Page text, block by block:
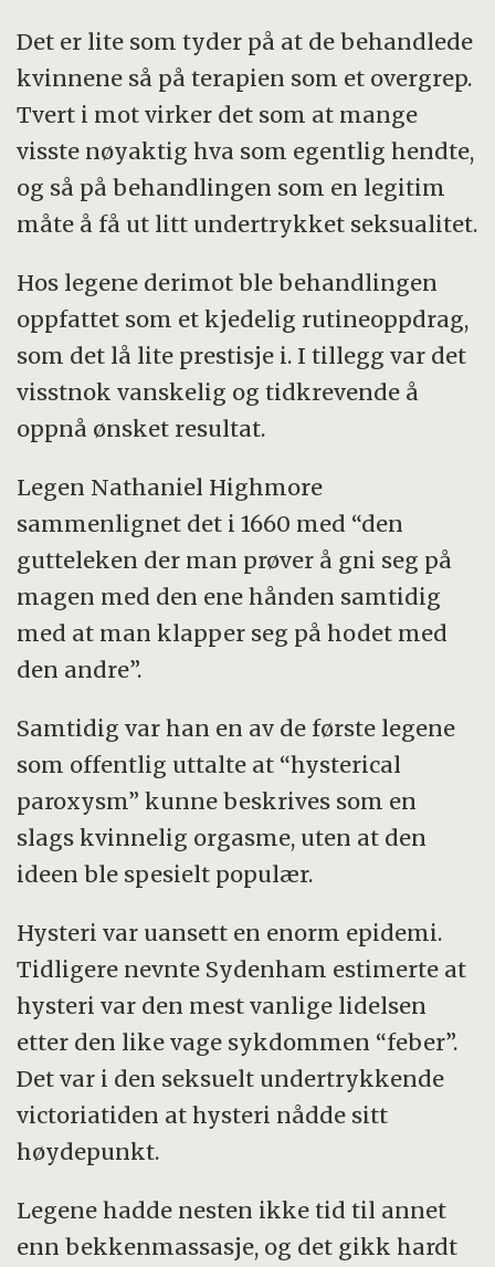
Det er lite som tyder på at de behandlede
kvinnene så på terapien som et overgrep.
Tvert i mot virker det som at mange
visste nøyaktig hva som egentlig hendte,
og så på behandlingen som en legitim
måte å få ut litt undertrykket seksualitet.
Hos legene derimot ble behandlingen
oppfattet som et kjedelig rutineoppdrag,
som det lå lite prestisje i. I tillegg var det
visstnok vanskelig og tidkrevende å
oppnå ønsket resultat.
Legen Nathaniel Highmore
sammenlignet det i 1660 med “den
gutteleken der man prøver å gni seg på
magen med den ene hånden samtidig
med at man klapper seg på hodet med
den andre”.
Samtidig var han en av de første legene
som offentlig uttalte at “hysterical
paroxysm” kunne beskrives som en
slags kvinnelig orgasme, uten at den
ideen ble spesielt populær.
Hysteri var uansett en enorm epidemi.
Tidligere nevnte Sydenham estimerte at
hysteri var den mest vanlige lidelsen
etter den like vage sykdommen “feber”.
Det var i den seksuelt undertrykkende
victoriatiden at hysteri nådde sitt
høydepunkt.
Legene hadde nesten ikke tid til annet
enn bekkenmassasje, og det gikk hardt